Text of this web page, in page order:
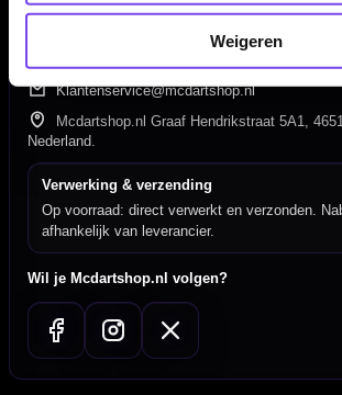
Weigeren
Hulp Nodig? Wij helpen graag!
Klantenservice@mcdartshop.nl
Mcdartshop.nl Graaf Hendrikstraat 5A1,
Nederland.
Verwerking & verzending
Op voorraad: direct verwerkt en verzonden.
afhankelijk van leverancier.
Wil je Mcdartshop.nl volgen?